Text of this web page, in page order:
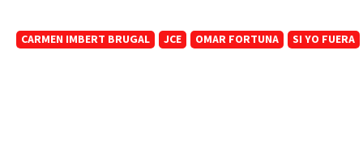
CARMEN IMBERT BRUGAL JCE OMAR FORTUNA SI YO FUERA